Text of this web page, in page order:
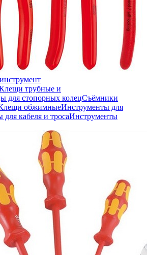
трубные и
для стопорных колецСъёмники
обжимныеИнструменты для
кабеля и тросаИнструменты